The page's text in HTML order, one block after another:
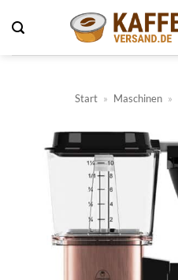
Inhalt
springen
Start » Maschinen »